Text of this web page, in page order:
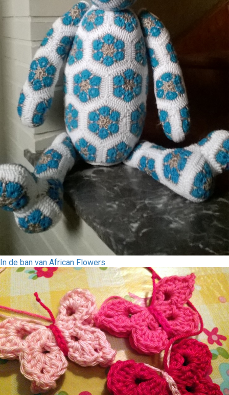
In de ban van African Flowers